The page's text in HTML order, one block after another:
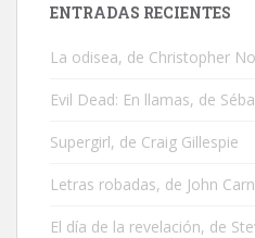
ENTRADAS RECIENTES
La odisea, de Christopher
Evil Dead: En llamas, de
Supergirl, de Craig Gillespie
Letras robadas, de John
El día de la revelación, de